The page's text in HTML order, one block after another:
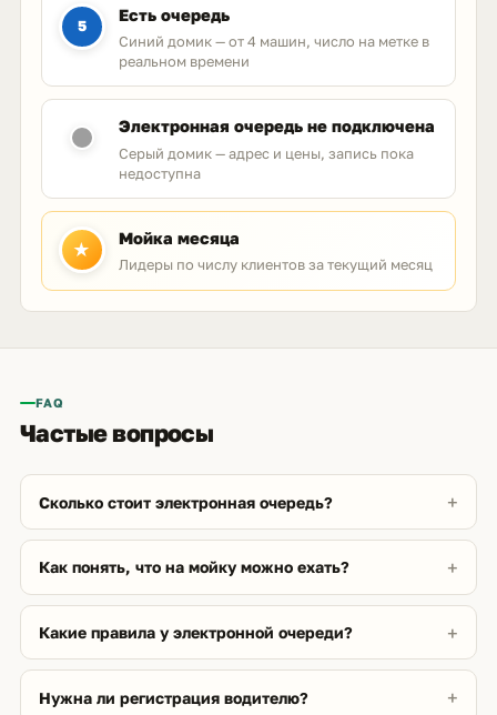
5
Есть очередь
Синий домик — от 4 машин, число на метке в
реальном времени
Электронная очередь не подключена
Серый домик — адрес и цены, запись пока
недоступна
★
Мойка месяца
Лидеры по числу клиентов за текущий месяц
FAQ
Частые вопросы
Сколько стоит электронная очередь?
Как понять, что на мойку можно ехать?
Какие правила у электронной очереди?
Нужна ли регистрация водителю?